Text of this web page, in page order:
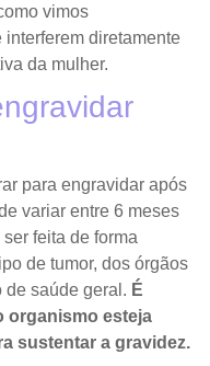
vimos
diretamente
da mulher.
para engravidar após
variar entre 6 meses
feita de forma
de tumor, dos órgãos
de saúde geral. É
organismo esteja
sustentar a gravidez.